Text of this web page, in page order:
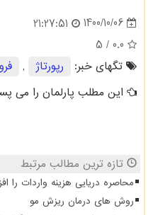
1400/10/06
21:27:51
0.0
/ 5
تگهای خبر:
رپورتاژ ,
این مطلب پارلمان را می
تازه ترین مطالب مرتبط
محاصره دریایی هزینه واردات را
روش های درمان ریزش مو